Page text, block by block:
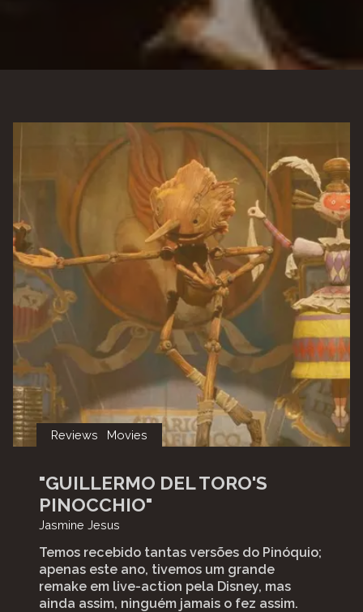
Reviews Movies
"GUILLERMO DEL TORO'S
PINOCCHIO"
Jasmine Jesus
Temos recebido tantas versões do Pinóquio;
apenas este ano, tivemos um grande
remake em live-action pela Disney, mas
ainda assim, ninguém jamais o fez assim.